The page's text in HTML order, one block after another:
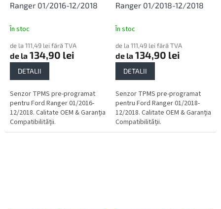
Ranger 01/2016-12/2018
În stoc
de la 111,49 lei fără TVA
de la 134,90 lei
DETALII
Senzor TPMS pre-programat
pentru Ford Ranger 01/2016-
12/2018. Calitate OEM & Garanția
Compatibilității.
Ranger 01/2018-12/2018
În stoc
de la 111,49 lei fără TVA
de la 134,90 lei
DETALII
Senzor TPMS pre-programat
pentru Ford Ranger 01/2018-
12/2018. Calitate OEM & Garanția
Compatibilității.